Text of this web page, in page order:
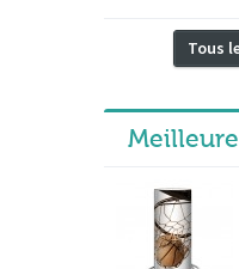
Tous